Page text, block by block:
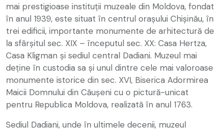
mai prestigioase instituții muzeale din Moldova, fondat
în anul 1939, este situat în centrul orașului Chișinău, în
trei edificii, importante monumente de arhitectură de
la sfârșitul sec. XIX – începutul sec. XX: Casa Hertza,
Casa Kligman și sediul central Dadiani. Muzeul mai
deține în custodia sa și unul dintre cele mai valoroase
monumente istorice din sec. XVI, Biserica Adormirea
Maicii Domnului din Căușeni cu o pictură-unicat
pentru Republica Moldova, realizată în anul 1763.
Sediul Dadiani, unde în ultimele decenii, muzeul